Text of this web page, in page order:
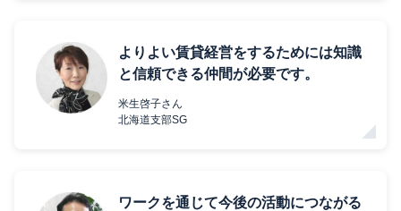
よりよい賃貸経営をするためには知識
と信頼できる仲間が必要です。
米生啓子さん
北海道支部SG
ワークを通じて今後の活動につながる